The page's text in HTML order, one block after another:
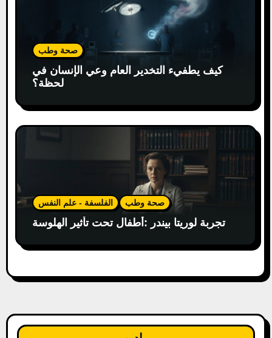
صحة وطب
كيف يطفيء التخدير العام وعي الإنسان في
لحظة؟
الفلسفة - علم النفس صحة وطب
تجربة لوريتا بيندر :أطفال تحت تأثير الهلوسة